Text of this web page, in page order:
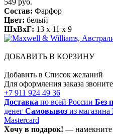
Состав: Фарфор
Цвет: белый|
ШхВхГ: 13 x 11 x 9
ДОБАВИТЬ В КОРЗИНУ
Добавить в Список желаний
Для оформления заказа
+7 911 924 49 36
Доставка по всей России Без
денег Самовывоз из магазина
Mastercard
Хочу в подарок! — намекните